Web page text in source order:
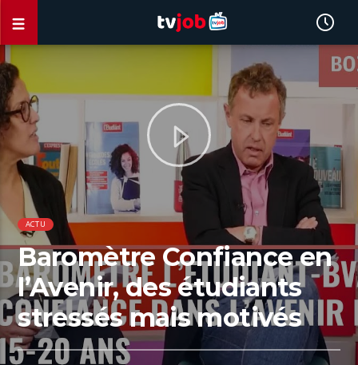
ACTU
Baromètre Confiance en
l’Avenir, des étudiants
stressés mais motivés